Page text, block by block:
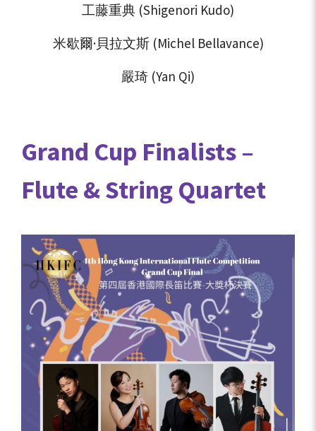
工藤重典 (Shigenori Kudo)
米歇爾·貝拉文斯 (Michel Bellavance)
嚴琦 (Yan Qi)
Grand Cup Finalists –
Flute & String Quartet